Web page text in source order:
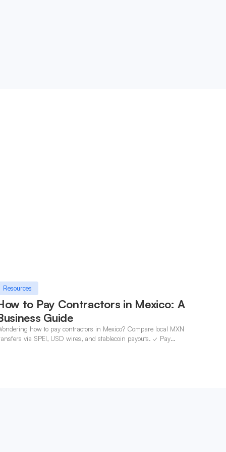
Resources
to Pay Contractors in Mexico: A
Guide
how to pay contractors in Mexico? Compare local MXN
via SPEI, USD wires, and stablecoin payouts. ✓ Pay